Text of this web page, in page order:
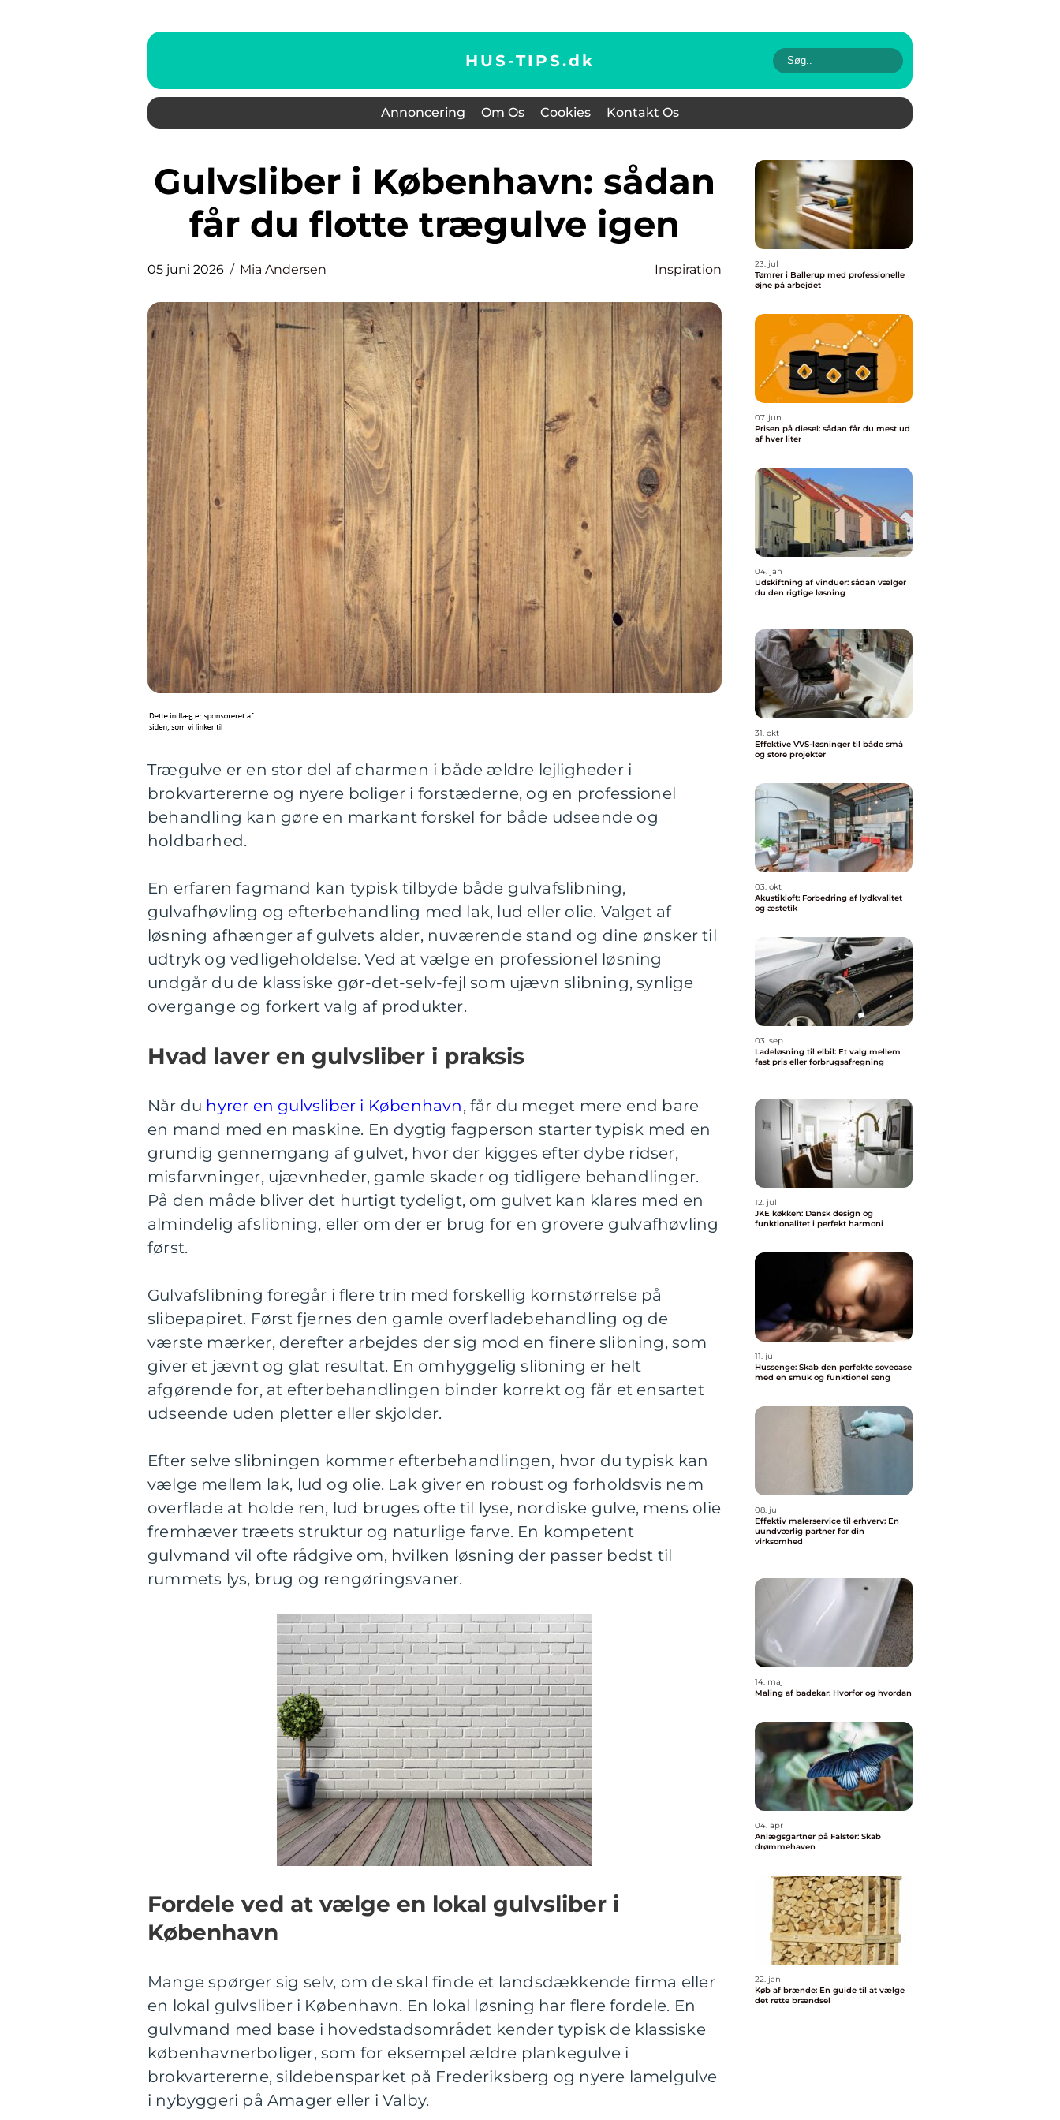
HUS-TIPS.dk
Annoncering Om Os Cookies Kontakt Os
Gulvsliber i København: sådan
får du flotte trægulve igen
05 juni 2026 Mia Andersen Inspiration
Trægulve er en stor del af charmen i både ældre lejligheder i
brokvartererne og nyere boliger i forstæderne, og en professionel
behandling kan gøre en markant forskel for både udseende og
holdbarhed.
En erfaren fagmand kan typisk tilbyde både gulvafslibning,
gulvafhøvling og efterbehandling med lak, lud eller olie. Valget af
løsning afhænger af gulvets alder, nuværende stand og dine ønsker til
udtryk og vedligeholdelse. Ved at vælge en professionel løsning
undgår du de klassiske gør-det-selv-fejl som ujævn slibning, synlige
overgange og forkert valg af produkter.
Hvad laver en gulvsliber i praksis
Når du hyrer en gulvsliber i København, får du meget mere end bare
en mand med en maskine. En dygtig fagperson starter typisk med en
grundig gennemgang af gulvet, hvor der kigges efter dybe ridser,
misfarvninger, ujævnheder, gamle skader og tidligere behandlinger.
På den måde bliver det hurtigt tydeligt, om gulvet kan klares med en
almindelig afslibning, eller om der er brug for en grovere gulvafhøvling
først.
Gulvafslibning foregår i flere trin med forskellig kornstørrelse på
slibepapiret. Først fjernes den gamle overfladebehandling og de
værste mærker, derefter arbejdes der sig mod en finere slibning, som
giver et jævnt og glat resultat. En omhyggelig slibning er helt
afgørende for, at efterbehandlingen binder korrekt og får et ensartet
udseende uden pletter eller skjolder.
Efter selve slibningen kommer efterbehandlingen, hvor du typisk kan
vælge mellem lak, lud og olie. Lak giver en robust og forholdsvis nem
overflade at holde ren, lud bruges ofte til lyse, nordiske gulve, mens olie
fremhæver træets struktur og naturlige farve. En kompetent
gulvmand vil ofte rådgive om, hvilken løsning der passer bedst til
rummets lys, brug og rengøringsvaner.
Fordele ved at vælge en lokal gulvsliber i
København
Mange spørger sig selv, om de skal finde et landsdækkende firma eller
en lokal gulvsliber i København. En lokal løsning har flere fordele. En
gulvmand med base i hovedstadsområdet kender typisk de klassiske
københavnerboliger, som for eksempel ældre plankegulve i
brokvartererne, sildebensparket på Frederiksberg og nyere lamelgulve
i nybyggeri på Amager eller i Valby.
23. jul
Tømrer i Ballerup med professionelle
øjne på arbejdet
07. jun
Prisen på diesel: sådan får du mest ud
af hver liter
04. jan
Udskiftning af vinduer: sådan vælger
du den rigtige løsning
31. okt
Effektive VVS-løsninger til både små
og store projekter
03. okt
Akustikloft: Forbedring af lydkvalitet
og æstetik
03. sep
Ladeløsning til elbil: Et valg mellem
fast pris eller forbrugsafregning
12. jul
JKE køkken: Dansk design og
funktionalitet i perfekt harmoni
11. jul
Hussenge: Skab den perfekte soveoase
med en smuk og funktionel seng
08. jul
Effektiv malerservice til erhverv: En
uundværlig partner for din
virksomhed
14. maj
Maling af badekar: Hvorfor og hvordan
04. apr
Anlægsgartner på Falster: Skab
drømmehaven
22. jan
Køb af brænde: En guide til at vælge
det rette brændsel